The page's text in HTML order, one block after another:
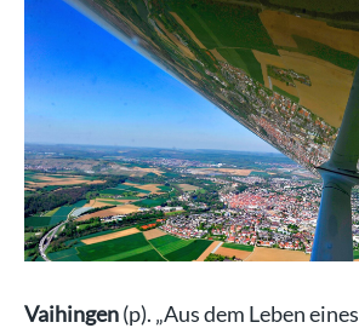
Vaihingen(p). „Aus dem Leben eines